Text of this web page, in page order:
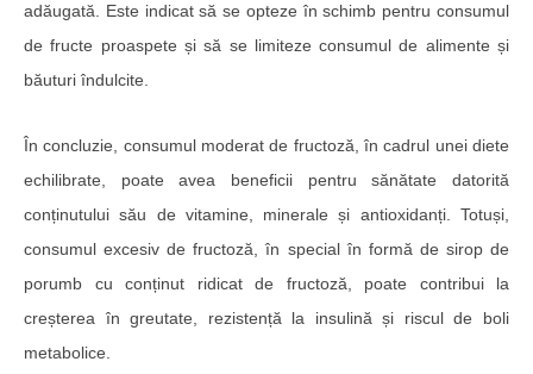
adăugată. Este indicat să se opteze în schimb pentru consumul
de fructe proaspete și să se limiteze consumul de alimente și
băuturi îndulcite.
În concluzie, consumul moderat de fructoză, în cadrul unei diete
echilibrate, poate avea beneficii pentru sănătate datorită
conținutului său de vitamine, minerale și antioxidanți. Totuși,
consumul excesiv de fructoză, în special în formă de sirop de
porumb cu conținut ridicat de fructoză, poate contribui la
creșterea în greutate, rezistență la insulină și riscul de boli
metabolice.